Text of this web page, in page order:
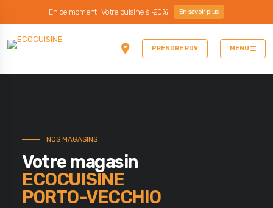
En ce moment : Votre cuisine à -20% En savoir plus
PRENDRE RDV MENU
NOS MAGASINS
Votre magasin
ECOCUISINE
PORTO-VECCHIO